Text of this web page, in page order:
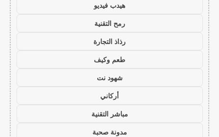
هيدب فيديو
رمح التقنية
رذاذ التجارة
طعم وكيف
شهود نت
أركاني
مباشر التقنية
مدونة صحبة